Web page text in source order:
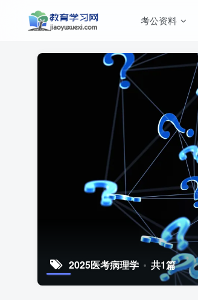
考公资料
2025医考病理学 共1篇